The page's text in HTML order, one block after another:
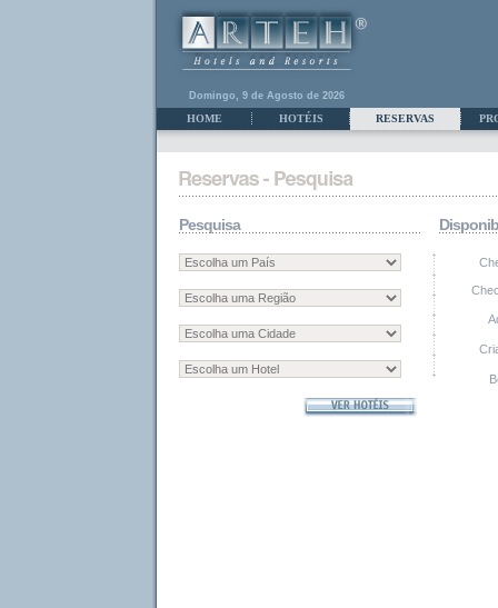
Domingo, 9 de Agosto de 2026
HOME HOTÉIS RESERVAS
Pesquisa